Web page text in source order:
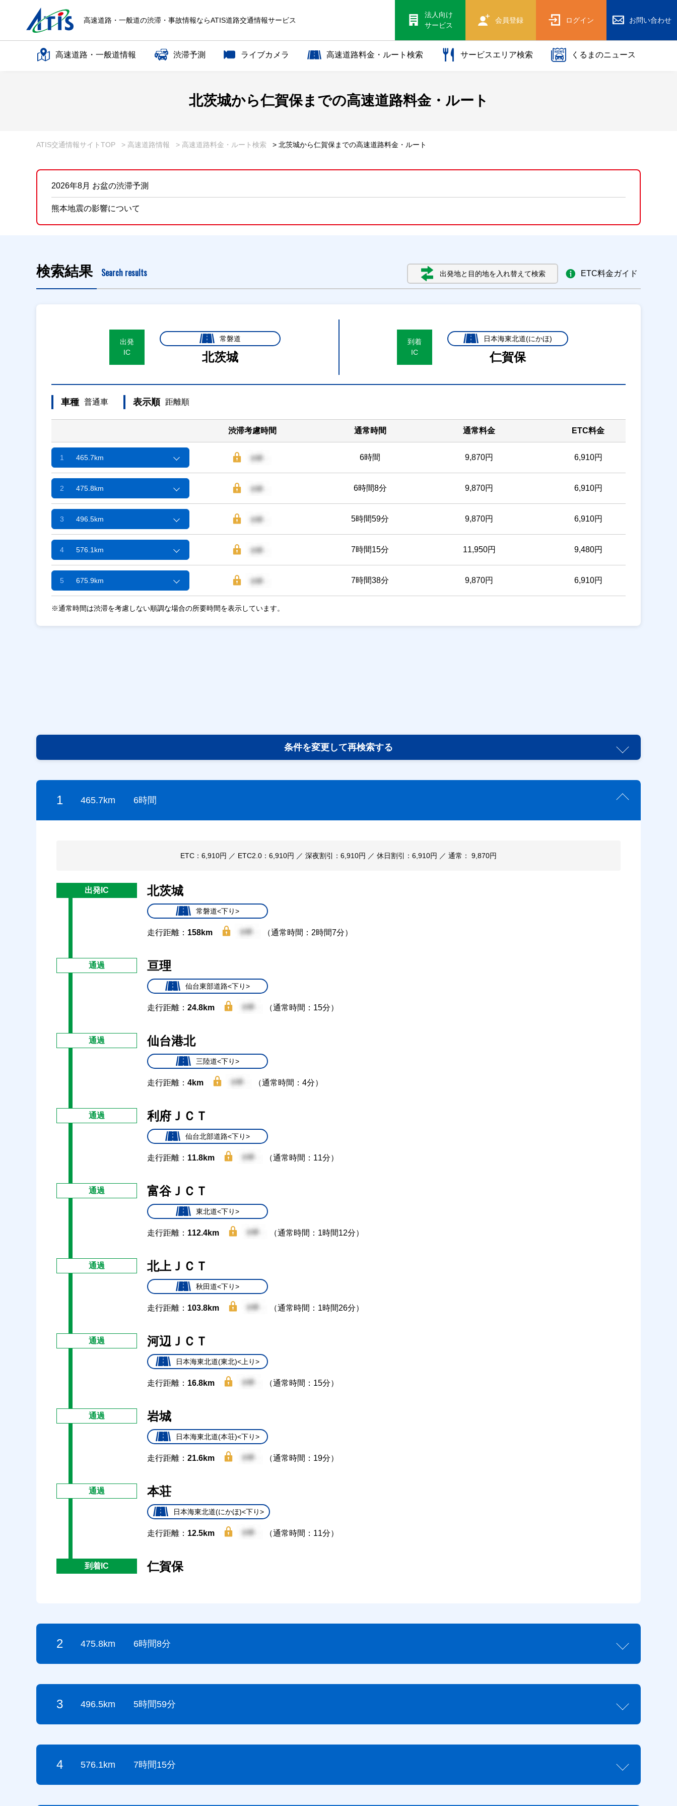
高速道路・一般道の渋滞・事故情報ならATIS道路交通情報サービス
法人向け
サービス
会員登録 ログイン お問い合わせ
高速道路・一般道情報 渋滞予測 ライブカメラ 高速道路料金・ルート検索 サービスエリア検索 くるまのニュース
北茨城から仁賀保までの高速道路料金・ルート
ATIS交通情報サイトTOP > 高速道路情報 > 高速道路料金・ルート検索 > 北茨城から仁賀保までの高速道路料金・ルート
2026年8月 お盆の渋滞予測
熊本地震の影響について
検索結果 Search results 出発地と目的地を入れ替えて検索 ETC料金ガイド
出発
IC
常磐道
北茨城
到着
IC
日本海東北道(にかほ)
仁賀保
車種 普通車 表示順 距離順
渋滞考慮時間 通常時間 通常料金 ETC料金
1 465.7km 6時間 9,870円 6,910円
2 475.8km 6時間8分 9,870円 6,910円
3 496.5km 5時間59分 9,870円 6,910円
4 576.1km 7時間15分 11,950円 9,480円
5 675.9km 7時間38分 9,870円 6,910円
※通常時間は渋滞を考慮しない順調な場合の所要時間を表示しています。
条件を変更して再検索する
1 465.7km 6時間
ETC：6,910円 ／ ETC2.0：6,910円 ／ 深夜割引：6,910円 ／ 休日割引：6,910円 ／ 通常： 9,870円
出発IC 北茨城
常磐道<下り>
走行距離： 158km （通常時間：2時間7分）
通過 亘理
仙台東部道路<下り>
走行距離： 24.8km （通常時間：15分）
通過 仙台港北
三陸道<下り>
走行距離： 4km （通常時間：4分）
通過 利府ＪＣＴ
仙台北部道路<下り>
走行距離： 11.8km （通常時間：11分）
通過 富谷ＪＣＴ
東北道<下り>
走行距離： 112.4km （通常時間：1時間12分）
通過 北上ＪＣＴ
秋田道<下り>
走行距離： 103.8km （通常時間：1時間26分）
通過 河辺ＪＣＴ
日本海東北道(東北)<上り>
走行距離： 16.8km （通常時間：15分）
通過 岩城
日本海東北道(本荘)<下り>
走行距離： 21.6km （通常時間：19分）
通過 本荘
日本海東北道(にかほ)<下り>
走行距離： 12.5km （通常時間：11分）
到着IC 仁賀保
2 475.8km 6時間8分
3 496.5km 5時間59分
4 576.1km 7時間15分